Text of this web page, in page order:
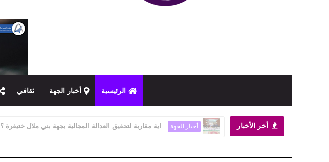
الرئيسية أخبار الجهة ثقافي
أخر الأخبار أخبار الجهة اية مقاربة لتحقيق العدالة المجالية بجهة بني ملال ختيفرة ؟